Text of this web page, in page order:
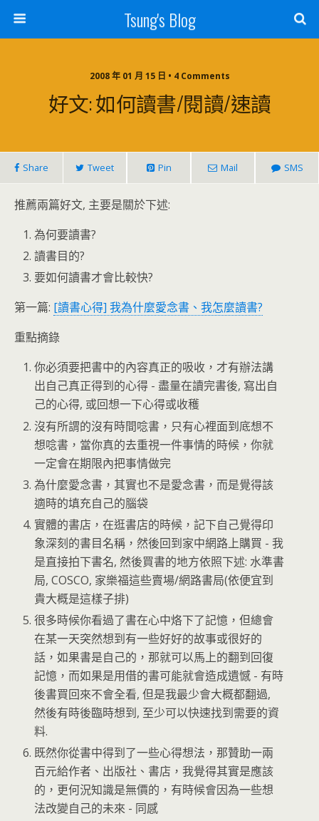
Tsung's Blog
2008 年 01 月 15 日 • 4 Comments
好文: 如何讀書/閱讀/速讀
Share Tweet Pin Mail SMS
推薦兩篇好文, 主要是關於下述:
為何要讀書?
讀書目的?
要如何讀書才會比較快?
第一篇: [讀書心得] 我為什麼愛念書、我怎麼讀書?
重點摘錄
你必須要把書中的內容真正的吸收，才有辦法講
出自己真正得到的心得 - 盡量在讀完書後, 寫出自
己的心得, 或回想一下心得或收穫
沒有所謂的沒有時間唸書，只有心裡面到底想不
想唸書，當你真的去重視一件事情的時候，你就
一定會在期限內把事情做完
為什麼愛念書，其實也不是愛念書，而是覺得該
適時的填充自己的腦袋
實體的書店，在逛書店的時候，記下自己覺得印
象深刻的書目名稱，然後回到家中網路上購買 - 我
是直接拍下書名, 然後買書的地方依照下述: 水準書
局, COSCO, 家樂福這些賣場/網路書局(依便宜到
貴大概是這樣子排)
很多時候你看過了書在心中烙下了記憶，但總會
在某一天突然想到有一些好好的故事或很好的
話，如果書是自己的，那就可以馬上的翻到回復
記憶，而如果是用借的書可能就會造成遺憾 - 有時
後書買回來不會全看, 但是我最少會大概都翻過,
然後有時後臨時想到, 至少可以快速找到需要的資
料.
既然你從書中得到了一些心得想法，那贊助一兩
百元給作者、出版社、書店，我覺得其實是應該
的，更何況知識是無價的，有時候會因為一些想
法改變自己的未來 - 同感